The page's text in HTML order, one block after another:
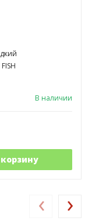
В наличии
‹ ›